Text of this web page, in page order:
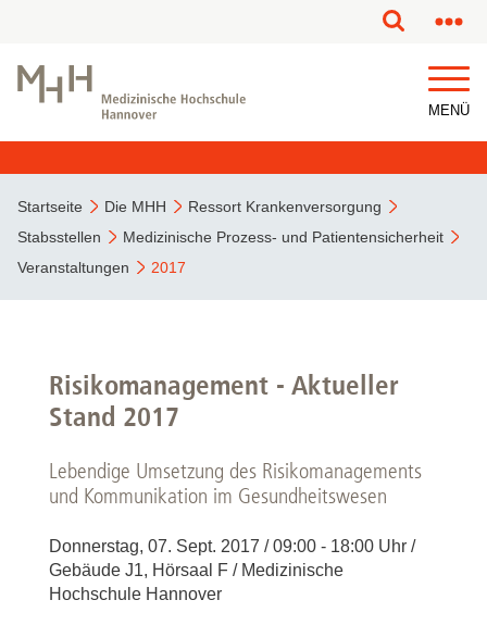
MENÜ
Startseite Die MHH
Ressort Krankenversorgung
Stabsstellen
Medizinische Prozess- und Patientensicherheit
Veranstaltungen
2017
Risikomanagement - Aktueller
Stand 2017
Lebendige Umsetzung des Risikomanagements
und Kommunikation im Gesundheitswesen
Donnerstag, 07. Sept. 2017 / 09:00 - 18:00 Uhr /
Gebäude J1, Hörsaal F / Medizinische
Hochschule Hannover